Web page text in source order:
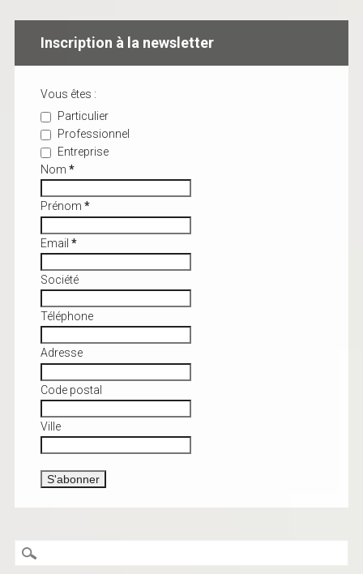
Inscription à la newsletter
Vous êtes :
Particulier
Professionnel
Entreprise
Nom *
Prénom *
Email *
Société
Téléphone
Adresse
Code postal
Ville